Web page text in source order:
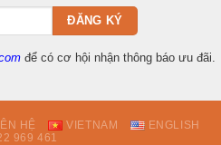
để có cơ hội nhận thông báo ưu đãi.
HỆ VIETNAM
ENGLISH
969 461